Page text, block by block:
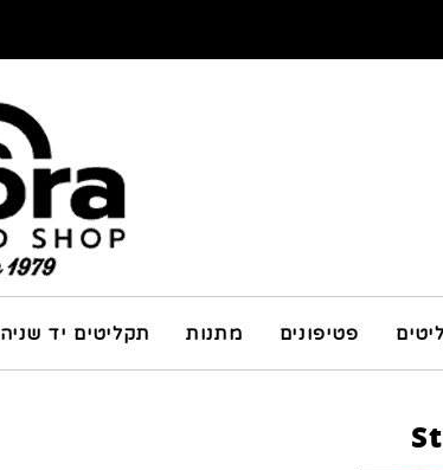
פטיפונים מתנות תקליטים יד שניה